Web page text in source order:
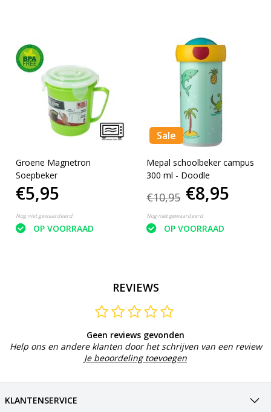
Groene Magnetron
Soepbeker
€5,95
Nog niet gewaardeerd
OP VOORRAAD
Sale
Mepal schoolbeker campus
300 ml - Doodle
€10,95 €8,95
Nog niet gewaardeerd
OP VOORRAAD
REVIEWS
Geen reviews gevonden
Help ons en andere klanten door het schrijven van een review
Je beoordeling toevoegen
KLANTENSERVICE